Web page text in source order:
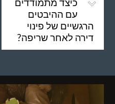
עם ההיבטים
הרגשיים של פינוי
דירה לאחר שריפה?